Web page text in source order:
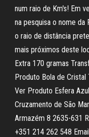
num raio de Km's! Em
na pesquisa o nome da
o raio de distância
mais próximos deste
Extra 170 gramas
Produto Bola de Cristal
Ver Produto Esfera
Cruzamento de São
Armazém 8 2635-631
+351 214 262 548